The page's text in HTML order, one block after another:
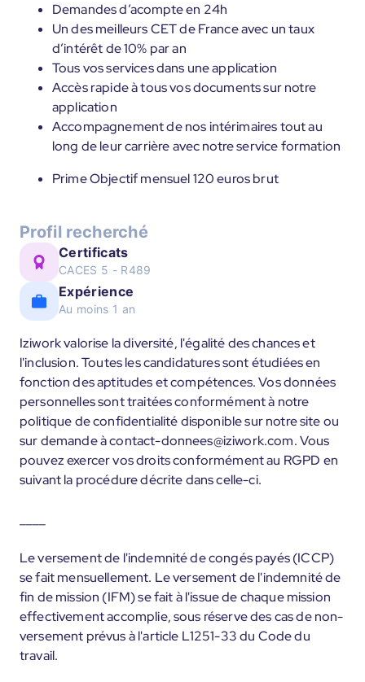
Demandes d’acompte en 24h
Un des meilleurs CET de France avec un taux
d’intérêt de 10% par an
Tous vos services dans une application
Accès rapide à tous vos documents sur notre
application
Accompagnement de nos intérimaires tout au
long de leur carrière avec notre service formation
Prime Objectif mensuel 120 euros brut
Profil recherché
Certificats
CACES 5 - R489
Expérience
Au moins 1 an
Iziwork valorise la diversité, l'égalité des chances et
l'inclusion. Toutes les candidatures sont étudiées en
fonction des aptitudes et compétences. Vos données
personnelles sont traitées conformément à notre
politique de confidentialité disponible sur notre site ou
sur demande à contact-donnees@iziwork.com. Vous
pouvez exercer vos droits conformément au RGPD en
suivant la procédure décrite dans celle-ci.
Le versement de l'indemnité de congés payés (ICCP)
se fait mensuellement. Le versement de l'indemnité de
fin de mission (IFM) se fait à l'issue de chaque mission
effectivement accomplie, sous réserve des cas de non-
versement prévus à l'article L1251-33 du Code du
travail.